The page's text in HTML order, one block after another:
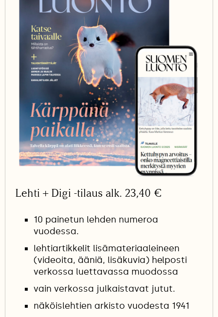
Lehti + Digi -tilaus alk. 23,40 €
10 painetun lehden numeroa
vuodessa.
lehtiartikkelit lisämateriaaleineen
(videoita, ääniä, lisäkuvia) helposti
verkossa luettavassa muodossa
vain verkossa julkaistavat jutut.
näköislehtien arkisto vuodesta 1941